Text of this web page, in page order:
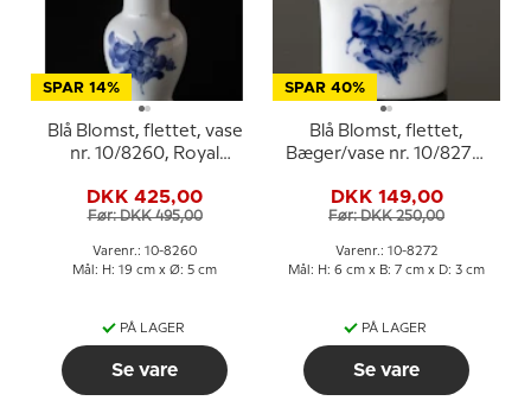
SPAR 14%
Blå Blomst, flettet, vase
nr. 10/8260, Royal
DKK 425,00
Før: DKK 495,00
Varenr.: 10-8260
Mål: H: 19 cm x Ø: 5 cm
PÅ LAGER
Se vare
SPAR 40%
Blå Blomst, flettet,
Bæger/vase nr. 10/8272,
DKK 149,00
Før: DKK 250,00
Varenr.: 10-8272
Mål: H: 6 cm x B: 7 cm x D: 3 cm
PÅ LAGER
Se vare